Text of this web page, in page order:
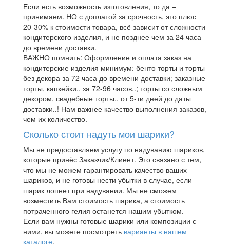
Если есть возможность изготовления, то да –
принимаем. НО с доплатой за срочность, это плюс
20-30% к стоимости товара, всё зависит от сложности
кондитерского изделия, и не позднее чем за 24 часа
до времени доставки.
ВАЖНО помнить: Оформление и оплата заказ на
кондитерские изделия минимум: бенто торты и торты
без декора за 72 часа до времени доставки; заказные
торты, капкейки.. за 72-96 часов..; торты со сложным
декором, свадебные торты.. от 5-ти дней до даты
доставки..! Нам важнее качество выполнения заказов,
чем их количество.
Сколько стоит надуть мои шарики?
Мы не предоставляем услугу по надуванию шариков,
которые принёс Заказчик/Клиент. Это связано с тем,
что мы не можем гарантировать качество ваших
шариков, и не готовы нести убытки в случае, если
шарик лопнет при надувании. Мы не сможем
возместить Вам стоимость шарика, а стоимость
потраченного гелия останется нашим убытком.
Если вам нужны готовые шарики или композиции с
ними, вы можете посмотреть варианты в нашем
каталоге.